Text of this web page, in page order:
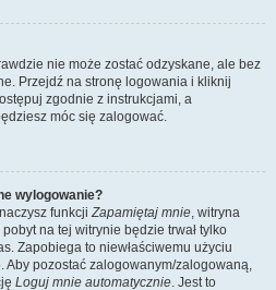
nie może zostać odzyskane, ale bez
Przejdź na stronę logowania i kliknij
zgodnie z instrukcjami, a
móc się zalogować.
wylogowanie?
funkcjiZapamiętaj mnie, witryna
na tej witrynie będzie trwał tylko
Zapobiega to niewłaściwemu użyciu
Aby pozostać zalogowanym/zalogowaną,
Loguj mnie automatycznie. Jest to